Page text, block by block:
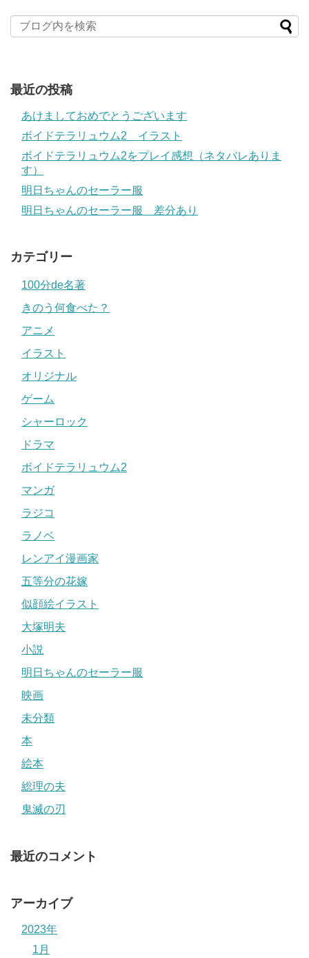
最近の投稿
あけましておめでとうございます
ボイドテラリュウム2 イラスト
ボイドテラリュウム2をプレイ感想（ネタバレありま
す）
明日ちゃんのセーラー服
明日ちゃんのセーラー服 差分あり
カテゴリー
100分de名著
きのう何食べた？
アニメ
イラスト
オリジナル
ゲーム
シャーロック
ドラマ
ボイドテラリュウム2
マンガ
ラジコ
ラノベ
レンアイ漫画家
五等分の花嫁
似顔絵イラスト
大塚明夫
小説
明日ちゃんのセーラー服
映画
未分類
本
絵本
総理の夫
鬼滅の刃
最近のコメント
アーカイブ
2023年
1月